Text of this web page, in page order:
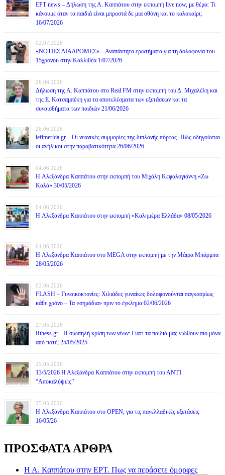
ΕΡΤ news – Δήλωση της Α. Καππάτου στην εκπομπή live now, με θέμα: Τι
κάνουμε όταν τα παιδιά είναι μπροστά δε μια οθόνη και το καλοκαίρι;
16/07/2026
02.07.2026
«ΝΟΤΙΕΣ ΔΙΑΔΡΟΜΕΣ» – Αναπάντητα ερωτήματα για τη δολοφονία του
15χρονου στην Καλλιθέα 1/07/2026
26.06.2026
Δήλωση της Α. Καππάτου στο Real FM στην εκπομπή του Δ. Μιχαλέλη και
της Ε. Κατσαμπέκη για τα αποτελέσματα των εξετάσεων και τα
συναισθήματα των παιδιών 21/06/2026
26.06.2026
iefimerida.gr – Οι νεανικές συμμορίες της διπλανής πόρτας -Πώς οδηγούνται
οι ανήλικοι στην παραβατικότητα 26/06/2026
04.06.2026
H Αλεξάνδρα Καππάτου στην εκπομπή του Μιχάλη Κεφαλογιάννη «Ζω
Καλά» 30/05/2026
04.06.2026
H Αλεξάνδρα Καππάτου στην εκπομπή «Καλημέρα Ελλάδα» 08/05/2026
04.06.2026
H Αλεξάνδρα Καππάτου στο MEGA στην εκπομπή με την Μάιρα Mπάρμπα
28/05/2026
02.06.2026
FLASH – Γυναικοκτονίες: Χιλιάδες γυναίκες δολοφονούνται παγκοσμίως
κάθε χρόνο – Τα «σημάδια» πριν το έγκλημα 02/06/2026
27.05.2026
Rthess.gr · Η σιωπηλή κρίση των νέων: Γιατί τα παιδιά μας νιώθουν πιο μόνα
από ποτέ; 25/05/2025
25.05.2026
13/5/2026 Η Αλεξάνδρα Καππάτου στην εκπομπή του ΑΝΤ1
“Αποκαλύψεις”
25.05.2026
H Αλεξάνδρα Καππάτου στο OPEN, για τις πανελλαδικές εξετάσεις
16/05/26
ΠΡΟΣΦΑΤΑ ΑΡΘΡΑ
Η Α. Καππάτου στην ΕΡΤ. Πως να περάσετε όμορφες